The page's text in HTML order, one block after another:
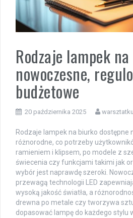
Rodzaje lampek
nowoczesne,
budżetowe
20 października 2025
Rodzaje lampek na biurko dostępne
różnorodne, co potrzeby
ramieniem i klipsem, po modele z
świecenia czy funkcjami takimi jak
wybór jest naprawdę szeroki.
przewagą technologii LED
wysoką jakość światła, a
drewna po metale czy tworzywa
dopasować lampę do każdego stylu